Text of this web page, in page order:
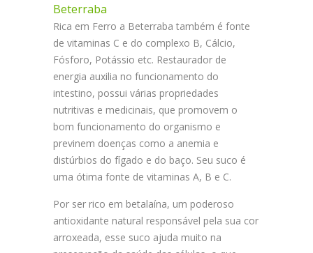
Beterraba
Rica em Ferro a Beterraba também é fonte
de vitaminas C e do complexo B, Cálcio,
Fósforo, Potássio etc. Restaurador de
energia auxilia no funcionamento do
intestino, possui várias propriedades
nutritivas e medicinais, que promovem o
bom funcionamento do organismo e
previnem doenças como a anemia e
distúrbios do fígado e do baço. Seu suco é
uma ótima fonte de vitaminas A, B e C.
Por ser rico em betalaína, um poderoso
antioxidante natural responsável pela sua cor
arroxeada, esse suco ajuda muito na